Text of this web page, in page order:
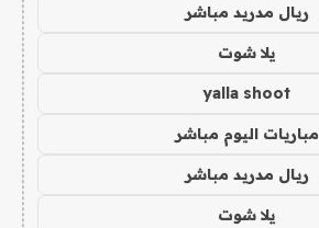
ريال مدريد مباشر
يلا شوت
yalla shoot
مباريات اليوم مباشر
ريال مدريد مباشر
يلا شوت